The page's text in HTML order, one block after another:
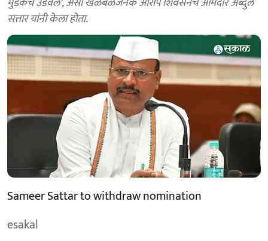
सत्तार यांनी केला होता.
Sameer Sattar to withdraw nomination
esakal